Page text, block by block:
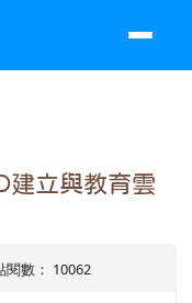
建立與教育雲
數： 10062